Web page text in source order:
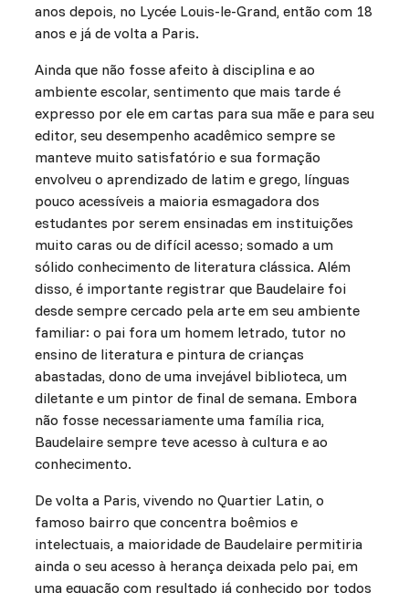
anos depois, no Lycée Louis-le-Grand, então com 18
anos e já de volta a Paris.
Ainda que não fosse afeito à disciplina e ao
ambiente escolar, sentimento que mais tarde é
expresso por ele em cartas para sua mãe e para seu
editor, seu desempenho acadêmico sempre se
manteve muito satisfatório e sua formação
envolveu o aprendizado de latim e grego, línguas
pouco acessíveis a maioria esmagadora dos
estudantes por serem ensinadas em instituições
muito caras ou de difícil acesso; somado a um
sólido conhecimento de literatura clássica. Além
disso, é importante registrar que Baudelaire foi
desde sempre cercado pela arte em seu ambiente
familiar: o pai fora um homem letrado, tutor no
ensino de literatura e pintura de crianças
abastadas, dono de uma invejável biblioteca, um
diletante e um pintor de final de semana. Embora
não fosse necessariamente uma família rica,
Baudelaire sempre teve acesso à cultura e ao
conhecimento.
De volta a Paris, vivendo no Quartier Latin, o
famoso bairro que concentra boêmios e
intelectuais, a maioridade de Baudelaire permitiria
ainda o seu acesso à herança deixada pelo pai, em
uma equação com resultado já conhecido por todos